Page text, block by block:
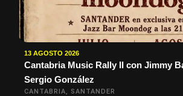
13 AGOSTO 2026
Cantabria Music Rally II con Jimmy
Sergio González
CANTABRIA, SANTANDER